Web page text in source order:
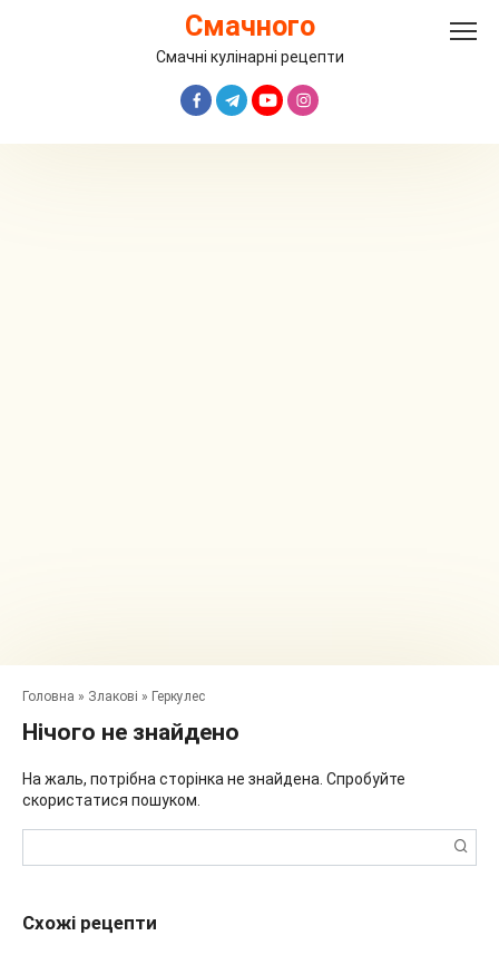
Смачного
Смачні кулінарні рецепти
Головна » Злакові » Геркулес
Нічого не знайдено
На жаль, потрібна сторінка не знайдена. Спробуйте
скористатися пошуком.
Схожі рецепти